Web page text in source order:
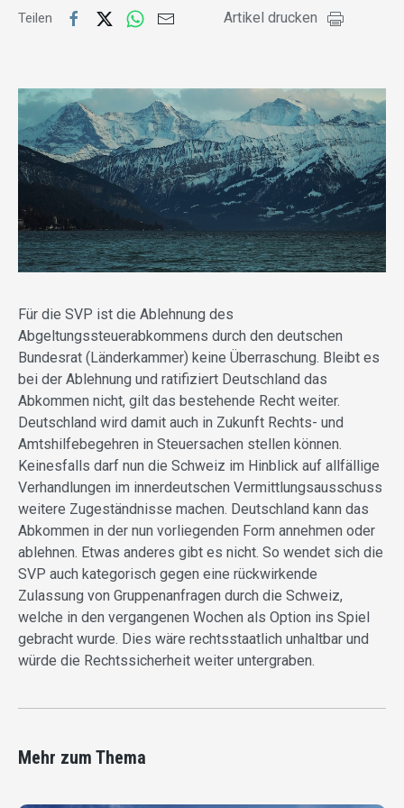
Teilen Artikel drucken
Für die SVP ist die Ablehnung des
Abgeltungssteuerabkommens durch den deutschen
Bundesrat (Länderkammer) keine Überraschung. Bleibt es
bei der Ablehnung und ratifiziert Deutschland das
Abkommen nicht, gilt das bestehende Recht weiter.
Deutschland wird damit auch in Zukunft Rechts- und
Amtshilfebegehren in Steuersachen stellen können.
Keinesfalls darf nun die Schweiz im Hinblick auf allfällige
Verhandlungen im innerdeutschen Vermittlungsausschuss
weitere Zugeständnisse machen. Deutschland kann das
Abkommen in der nun vorliegenden Form annehmen oder
ablehnen. Etwas anderes gibt es nicht. So wendet sich die
SVP auch kategorisch gegen eine rückwirkende
Zulassung von Gruppenanfragen durch die Schweiz,
welche in den vergangenen Wochen als Option ins Spiel
gebracht wurde. Dies wäre rechtsstaatlich unhaltbar und
würde die Rechtssicherheit weiter untergraben.
Mehr zum Thema